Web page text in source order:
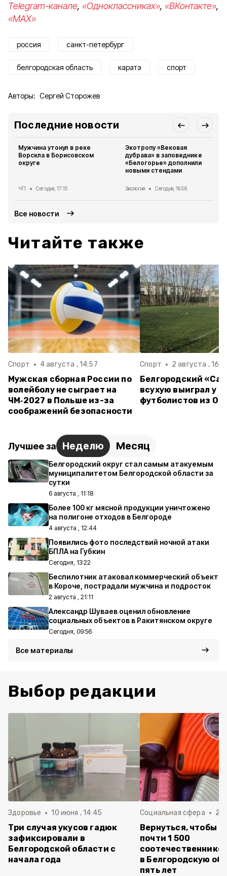
Telegram-канале, «Одноклассниках», «ВКонтакте»,
«MAX»
россия санкт-петербург
белгородская область каратэ спорт
Авторы: Сергей Сторожев
Последние новости
Мужчина утонул в реке
Ворскла в Борисовском
округе
ЧП Сегодня, 17:15
Экотропу «Вековая
дубрава» в заповеднике
«Белогорье» дополнили
новыми стендами
Экология Сегодня, 16:56
Все новости
Читайте также
Спорт 4 августа , 14:57
Мужская сборная России по
волейболу не сыграет на
ЧМ‑2027 в Польше из-за
соображений безопасности
Спорт 2 августа ,
Белгородский
всухую выиграл у
футболистов из
Лучшее за Неделю Месяц
Белгородский округ стал самым атакуемым
муниципалитетом Белгородской области за
сутки
6 августа , 11:18
Более 100 кг мясной продукции уничтожено
на полигоне отходов в Белгороде
4 августа , 12:44
Появились фото последствий ночной атаки
БПЛА на Губкин
Сегодня, 13:22
Беспилотник атаковал коммерческий объект
в Короче, пострадали мужчина и подросток
2 августа , 21:11
Александр Шуваев оценил обновление
социальных объектов в Ракитянском округе
Сегодня, 09:56
Все материалы
Выбор редакции
Здоровье 10 июня , 14:45
Три случая укусов гадюк
зафиксировали в
Белгородской области с
начала года
Социальная сфера 20
Вернуться, чтобы
почти 1 500
в Белгородскую
пять лет